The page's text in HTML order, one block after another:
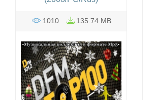
1010 135.74 MB